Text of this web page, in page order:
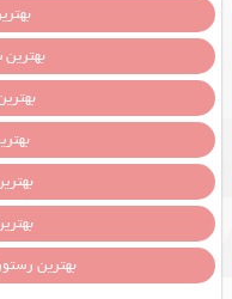
بهترین